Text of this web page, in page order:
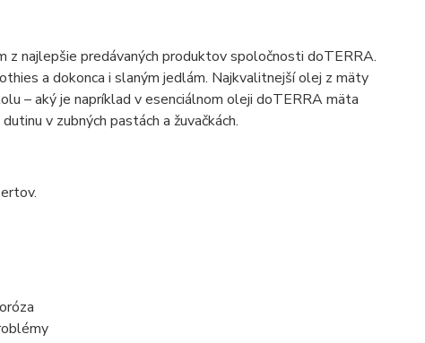
z najlepšie predávaných produktov spoločnosti doTERRA.
a dokonca i slaným jedlám. Najkvalitnejší olej z mäty
– aký je napríklad v esenciálnom oleji doTERRA mäta
v zubných pastách a žuvačkách.